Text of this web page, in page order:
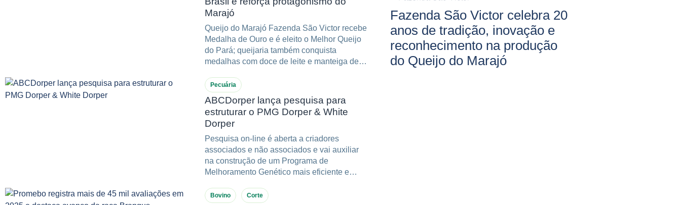
Marajó
Queijo do Marajó Fazenda São Victor recebe
Medalha de Ouro e é eleito o Melhor Queijo
do Pará; queijaria também conquista
medalhas com doce de leite e manteiga de
Pecuária
ABCDorper lança pesquisa para
estruturar o PMG Dorper & White
Dorper
Pesquisa on-line é aberta a criadores
associados e não associados e vai auxiliar
na construção de um Programa de
Melhoramento Genético mais eficiente e
Bovino Corte
Fazenda São Victor celebra 20
anos de tradição, inovação e
reconhecimento na produção
do Queijo do Marajó